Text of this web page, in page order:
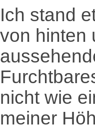
Ich stand
von hinten
nicht wie
meiner